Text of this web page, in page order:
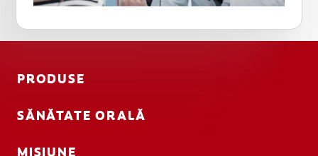
PRODUSE
SĂNĂTATE ORALĂ
MISIUNE